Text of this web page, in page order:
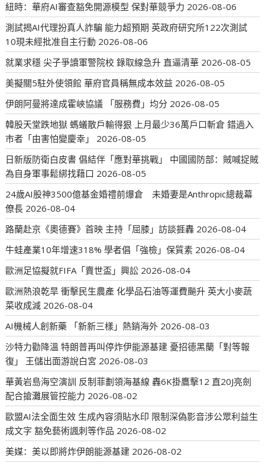
紐時：華府AI審查豁免開源模型 保對華競爭力 2026-08-06
測試揭AI代理扮真人詐騙 能力超預期 英政府研究所122次測試
10現未經批准自主行動 2026-08-06
就業求穩 尖子爭讀軍警院校 錄取線急升 直逼清華 2026-08-05
美擬關5駐外使領館 華府官員稱無成本效益 2026-08-05
伊朗阿曼將達成霍峽協議 「服務費」均分 2026-08-05
韓股天堂跌地獄 螞蟻散戶輸得狠 上月最少36萬戶口斬倉 錯過入
市者「由害怕變慶幸」
2026-08-05
日新版防衛白皮書 倡結伴「應對華挑戰」 中國國防部：賊喊捉賊
為自身軍事鬆綁找藉口 2026-08-05
24歲AI股神3500億基金婚禮前爆倉 未婚妻是Anthropic總裁幕
僚長 2026-08-04
路蘭赴京《奧德賽》首映 主持「屈膝」訪談捱轟 2026-08-04
牛蛙產業10年增速318% 學者倡「強檢」保質素 2026-08-04
歐洲足協擬就FIFA「賣世盃」興訟 2026-08-04
歐洲熱浪乾旱 衝擊民生農產 化學品石油等運費飈升 英大小麥蔬
菜收成減 2026-08-04
AI機械人創新藥 「新新三樣」熱銷海外 2026-08-03
沙特力勸降溫 特朗普再叫停炸伊能源基建 憂招德黑蘭「對等報
復」 王儲出面游說白宮 2026-08-03
華黃岩島海空演訓 反制菲劃領海基線 轟6K掛鷹擊12 直20J亮劍
配合搶灘展管控能力 2026-08-02
歐盟AI法全面生效 生成內容須貼水印 限制深偽影音涉公眾利益生
成文字 豁免藝術諷刺等作品 2026-08-02
美媒：美以即將炸伊朗能源基建 2026-08-02